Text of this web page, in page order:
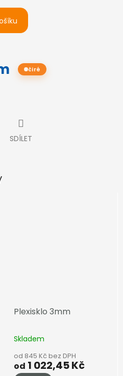
čiré
SDÍLET
Plexisklo 3mm
Skladem
od 845 Kč bez DPH
od 1 022,45 Kč